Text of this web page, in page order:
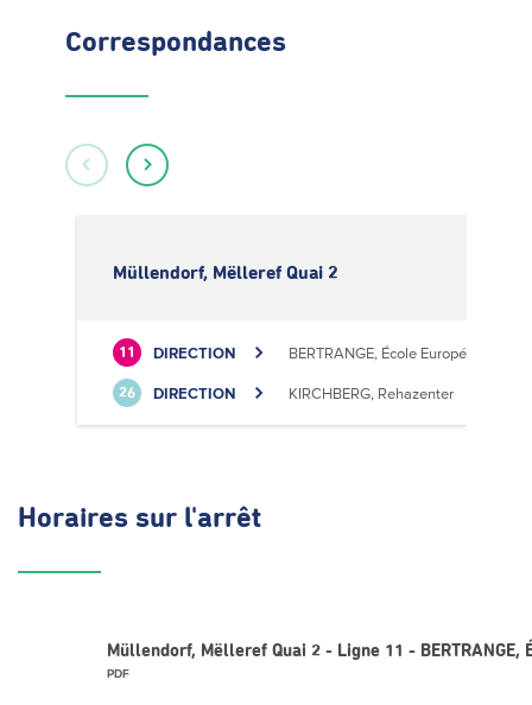
Correspondances
Müllendorf, Mëlleref Quai 2
11 DIRECTION BERTRANGE, École Européenne II
26 DIRECTION KIRCHBERG, Rehazenter
Horaires sur l'arrêt
Müllendorf, Mëlleref Quai 2 - Ligne 11 - BERTRANGE,
PDF